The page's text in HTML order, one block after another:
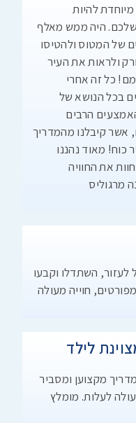
מיוחדת להיות
בסימולטור הטיסה של בוינג 737 שלכם. היה ממש מאלף
של המטוס ולהטיסו
ולראות את העיר
כל זה אחרי
בכל הנושא של
הרבים
אשר קיבלנו מהמדריך
כוח! מאוד נהננו
את החוויה
מרגוליס
השתדלו וקבעו
חוייה מעולה
לילד
מקצוען ומסביר
לעלות. מומלץ